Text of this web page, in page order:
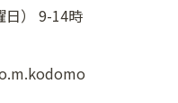
日） 9-14時